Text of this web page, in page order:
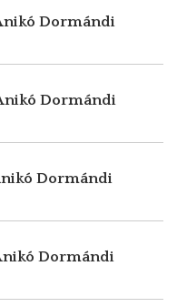
Dormándi
Dormándi
Dormándi
Dormándi